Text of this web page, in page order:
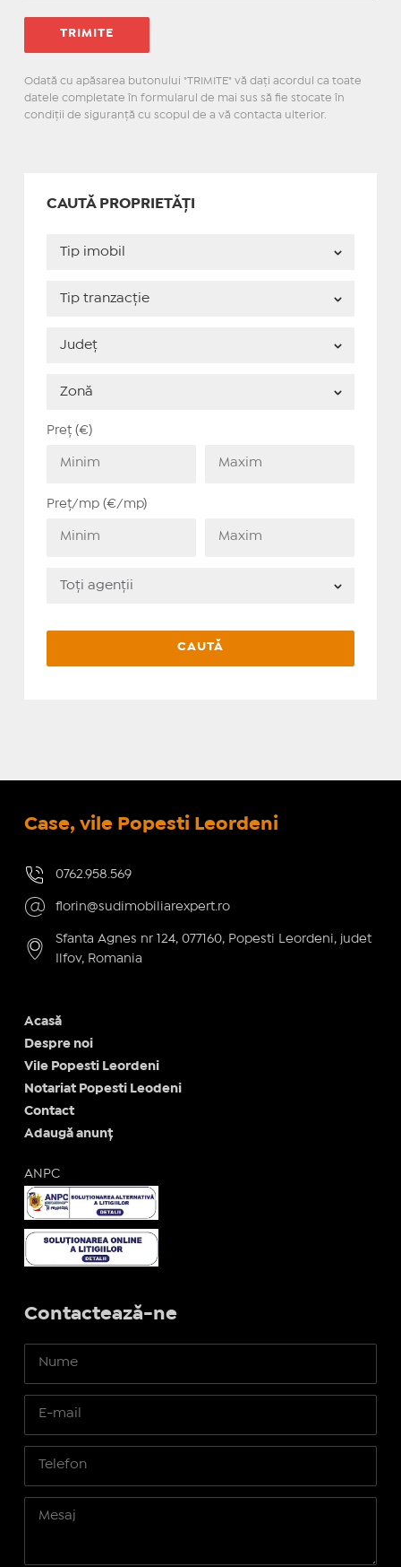
Odată cu apăsarea butonului "TRIMITE" vă daţi acordul ca toate
datele completate în formularul de mai sus să fie stocate în
condiţii de siguranţă cu scopul de a vă contacta ulterior.
CAUTĂ PROPRIETĂȚI
Preț (€)
Preț/mp (€/mp)
Case, vile Popesti Leordeni
0762.958.569
florin@sudimobiliarexpert.ro
Sfanta Agnes nr 124, 077160, Popesti Leordeni, judet
Ilfov, Romania
Acasă
Despre noi
Vile Popesti Leordeni
Notariat Popesti Leodeni
Contact
Adaugă anunț
ANPC
Contactează-ne